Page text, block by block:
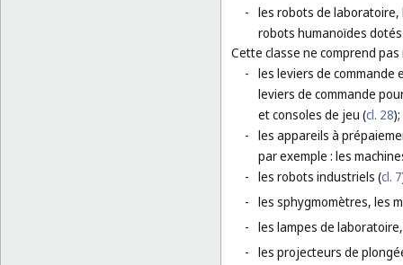
- les robots de
robots humanoïdes
Cette classe ne comprend
- les leviers de commande
leviers de commande
et consoles de jeu (cl. 28);
- les appareils à
par exemple : les
- les robots industriels (cl. 7
- les sphygmomètres, les
- les lampes de
- les projecteurs de